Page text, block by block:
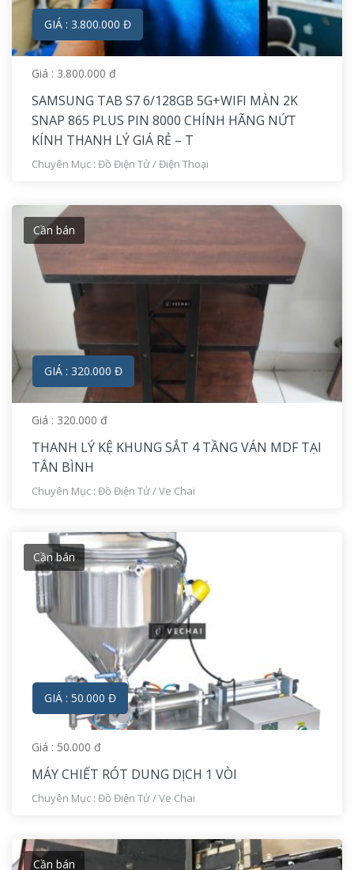
GIÁ : 3.800.000 Đ
Giá : 3.800.000 đ
SAMSUNG TAB S7 6/128GB 5G+WIFI MÀN 2K
SNAP 865 PLUS PIN 8000 CHÍNH HÃNG NỨT
KÍNH THANH LÝ GIÁ RẺ – T
Chuyên Mục : Đồ Điện Tử/Điện Thoại
GIÁ : 320.000 Đ
Cần bán
Giá : 320.000 đ
THANH LÝ KỆ KHUNG SẮT 4 TẦNG VÁN MDF TẠI
TÂN BÌNH
Chuyên Mục : Đồ Điện Tử/Ve Chai
GIÁ : 50.000 Đ
Cần bán
Giá : 50.000 đ
MÁY CHIẾT RÓT DUNG DỊCH 1 VÒI
Chuyên Mục : Đồ Điện Tử/Ve Chai
Cần bán